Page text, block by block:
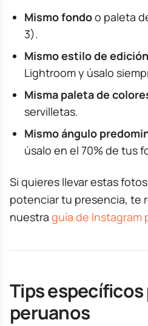
Mismo fondoo paleta
3).
Mismo estilo de edición
Lightroom y úsalo
Misma paleta de
servilletas.
Mismo ángulo
úsalo en el 70% de tus
Si quieres llevar estas
potenciar tu presencia, te
nuestra guía de Instagram
Tips
peruanos